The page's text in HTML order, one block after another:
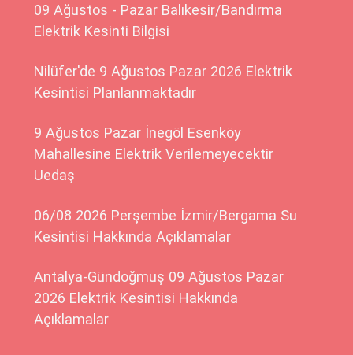
09 Ağustos - Pazar Balıkesir/Bandırma
Elektrik Kesinti Bilgisi
Nilüfer'de 9 Ağustos Pazar 2026 Elektrik
Kesintisi Planlanmaktadır
9 Ağustos Pazar İnegöl Esenköy
Mahallesine Elektrik Verilemeyecektir
Uedaş
06/08 2026 Perşembe İzmir/Bergama Su
Kesintisi Hakkında Açıklamalar
Antalya-Gündoğmuş 09 Ağustos Pazar
2026 Elektrik Kesintisi Hakkında
Açıklamalar